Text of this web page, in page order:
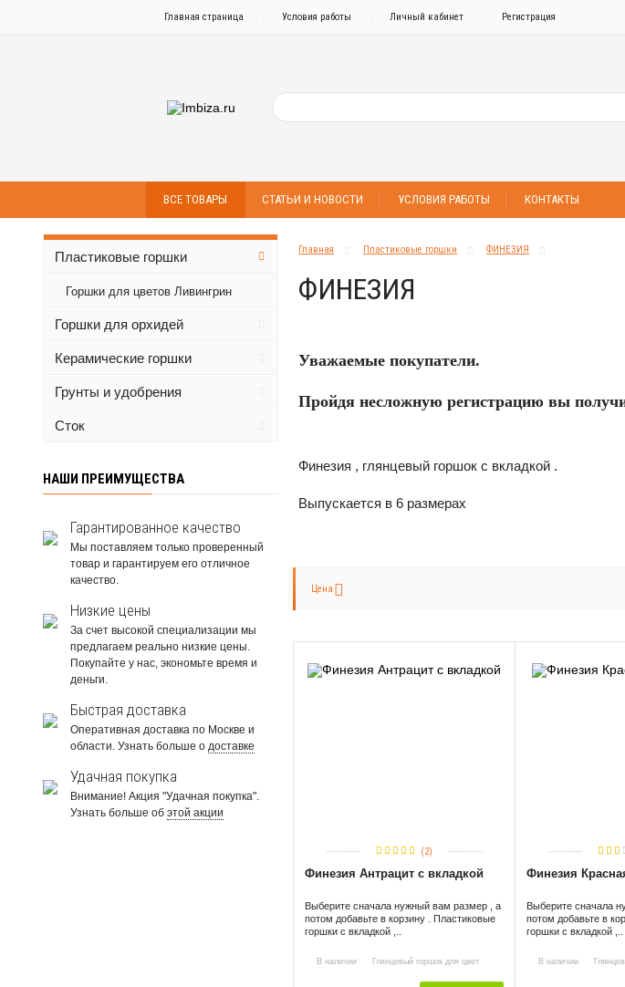
Главная страница Условия работы Личный кабинет Регистрация
ВСЕ ТОВАРЫ СТАТЬИ И НОВОСТИ УСЛОВИЯ РАБОТЫ КОНТАКТЫ
Пластиковые горшки
Горшки для цветов Ливингрин
Горшки для орхидей
Керамические горшки
Грунты и удобрения
Сток
НАШИ ПРЕИМУЩЕСТВА
Гарантированное качество
Мы поставляем только проверенный
товар и гарантируем его отличное
качество.
Низкие цены
За счет высокой специализации мы
предлагаем реально низкие цены.
Покупайте у нас, экономьте время и
деньги.
Быстрая доставка
Оперативная доставка по Москве и
области. Узнать больше о доставке
Удачная покупка
Внимание! Акция "Удачная покупка".
Узнать больше об этой акции
Главная Пластиковые горшки ФИНЕЗИЯ
ФИНЕЗИЯ
Уважаемые покупатели.
Пройдя несложную регистрацию вы
Финезия , глянцевый горшок с вкладкой .
Выпускается в 6 размерах
Цена
(2)
Финезия Антрацит с вкладкой
Выберите сначала нужный вам размер , а
потом добавьте в корзину . Пластиковые
горшки с вкладкой ,..
В наличии Глянцевый горшок для цвет
Финезия
Выберите сначала
потом добавьте в
горшки с вкладкой ,..
В наличии